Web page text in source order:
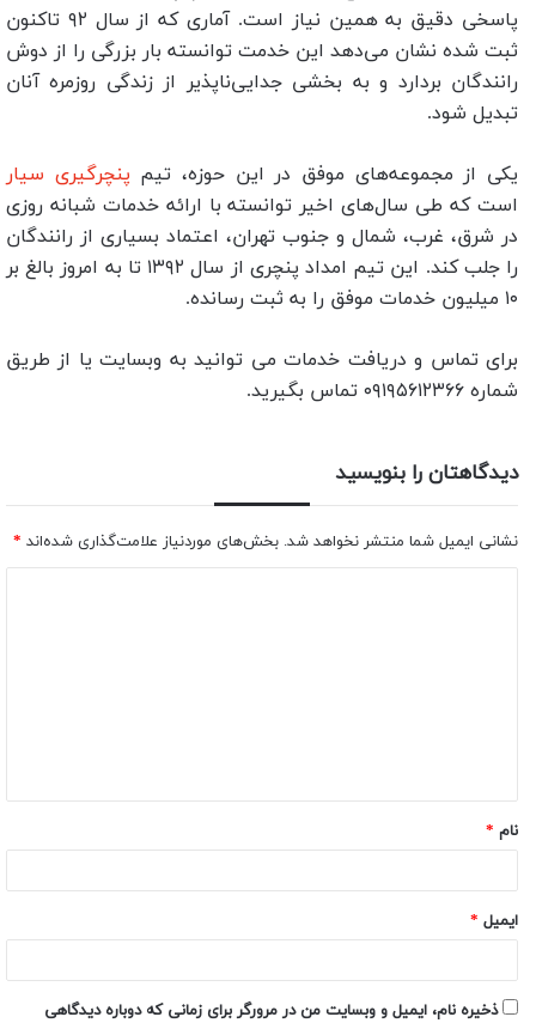
پاسخی دقیق به همین نیاز است. آماری که از سال ۹۲ تاکنون
ثبت شده نشان می‌دهد این خدمت توانسته بار بزرگی را از دوش
رانندگان بردارد و به بخشی جدایی‌ناپذیر از زندگی روزمره آنان
تبدیل شود.
یکی از مجموعه‌های موفق در این حوزه، تیم پنچرگیری سیار
است که طی سال‌های اخیر توانسته با ارائه خدمات شبانه‌ روزی
در شرق، غرب، شمال و جنوب تهران، اعتماد بسیاری از رانندگان
را جلب کند. این تیم امداد پنچری از سال ۱۳۹۲ تا به امروز بالغ بر
۱۰ میلیون خدمات موفق را به ثبت رسانده.
برای تماس و دریافت خدمات می توانید به وبسایت یا از طریق
شماره ۰۹۱۹۵۶۱۲۳۶۶ تماس بگیرید.
دیدگاهتان را بنویسید
نشانی ایمیل شما منتشر نخواهد شد. بخش‌های موردنیاز علامت‌گذاری شده‌اند *
نام *
ایمیل *
ذخیره نام، ایمیل و وبسایت من در مرورگر برای زمانی که دوباره دیدگاهی